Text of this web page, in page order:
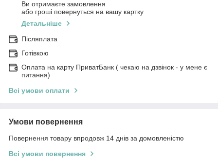
Ви отримаєте замовлення
або гроші повернуться на вашу картку
Детальніше
Післяплата
Готівкою
Оплата на карту ПриватБанк ( чекаю на дзвінок - у мене є
питання)
Всі умови оплати
Умови повернення
Повернення товару впродовж 14 днів за домовленістю
Всі умови повернення